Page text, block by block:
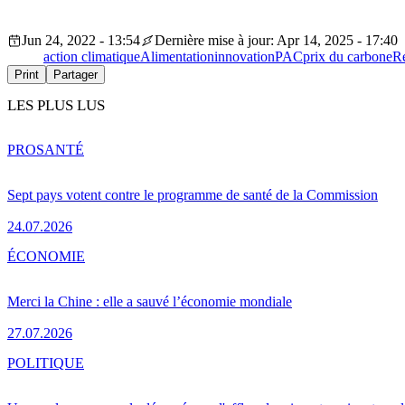
Jun 24, 2022 - 13:54
Dernière mise à jour: Apr 14, 2025 - 17:40
action climatiqueAlimentationinnovationPACprix du carbone
Print Partager
LES PLUS LUS
Sept pays votent contre le programme de santé de la Commission
24.07.2026
PROSANTÉ
Merci la Chine : elle a sauvé l’économie mondiale
27.07.2026
ÉCONOMIE
POLITIQUE